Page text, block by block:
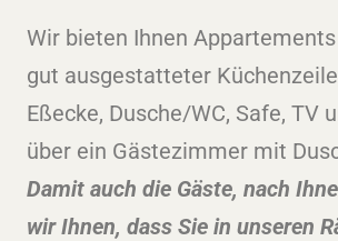
Wir bieten Ihnen
gut ausgestatteter
Eßecke, Dusche/WC, Safe, TV
über ein Gästezimmer mit
Damit auch die Gäste, nach
wir Ihnen, dass Sie in unseren